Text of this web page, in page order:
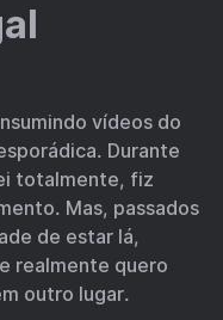
vídeos do
Durante
totalmente, fiz
Mas, passados
de estar lá,
realmente quero
outro lugar.